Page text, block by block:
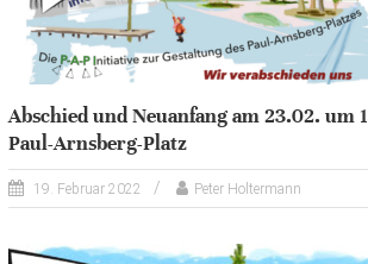
Abschied und Neuanfang am 23.02. um
Paul-Arnsberg-Platz
19. Februar 2022 Peter Holtermann